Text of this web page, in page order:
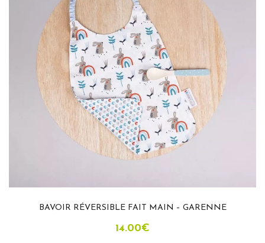
BAVOIR RÉVERSIBLE FAIT MAIN – GARENNE
14.00€